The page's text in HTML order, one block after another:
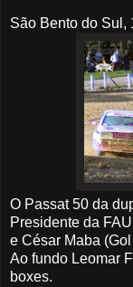
São Bento do Sul,
O Passat 50 da
Presidente da
e César Maba (Gol
Ao fundo Leomar
boxes.